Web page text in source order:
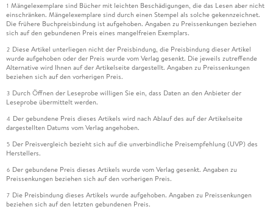
1 Mängelexemplare sind Bücher mit leichten Beschädigungen, die das Lesen aber nicht
einschränken. Mängelexemplare sind durch einen Stempel als solche gekennzeichnet.
Die frühere Buchpreisbindung ist aufgehoben. Angaben zu Preissenkungen beziehen
sich auf den gebundenen Preis eines mangelfreien Exemplars.
2 Diese Artikel unterliegen nicht der Preisbindung, die Preisbindung dieser Artikel
wurde aufgehoben oder der Preis wurde vom Verlag gesenkt. Die jeweils zutreffende
Alternative wird Ihnen auf der Artikelseite dargestellt. Angaben zu Preissenkungen
beziehen sich auf den vorherigen Preis.
3 Durch Öffnen der Leseprobe willigen Sie ein, dass Daten an den Anbieter der
Leseprobe übermittelt werden.
4 Der gebundene Preis dieses Artikels wird nach Ablauf des auf der Artikelseite
dargestellten Datums vom Verlag angehoben.
5 Der Preisvergleich bezieht sich auf die unverbindliche Preisempfehlung (UVP) des
Herstellers.
6 Der gebundene Preis dieses Artikels wurde vom Verlag gesenkt. Angaben zu
Preissenkungen beziehen sich auf den vorherigen Preis.
7 Die Preisbindung dieses Artikels wurde aufgehoben. Angaben zu Preissenkungen
beziehen sich auf den letzten gebundenen Preis.